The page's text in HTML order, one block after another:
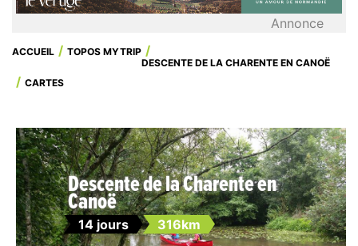
Annonce
ACCUEIL
TOPOS MYTRIP
DESCENTE DE LA CHARENTE EN CANOË
CARTES
Descente de la Charente en
Canoë
14 jours 316km